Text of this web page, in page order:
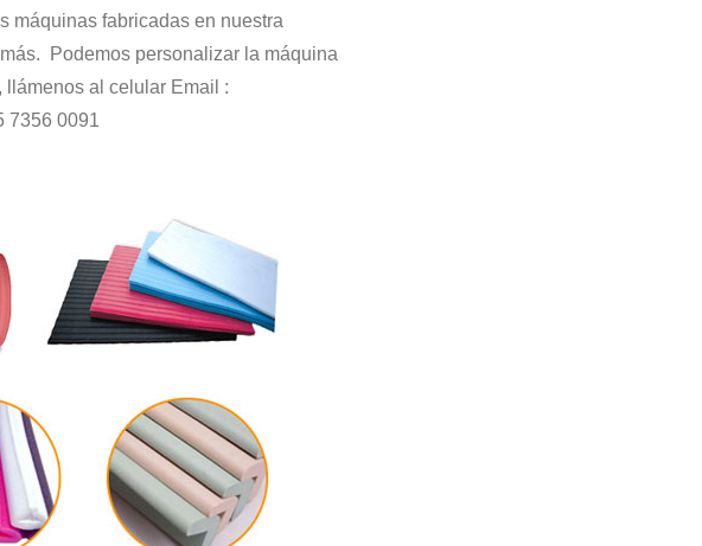
máquinas fabricadas en nuestra
Podemos personalizar la máquina
llámenos al celular Email :
7356 0091